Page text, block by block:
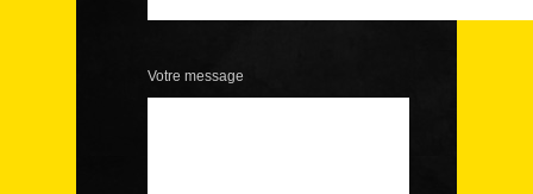
Votre message